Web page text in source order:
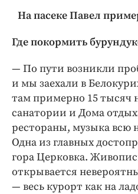
На пасеке Павел
Где покормить
— По пути возникли
и мы заехали в
там примерно 15 тысяч
санатории и Дома
рестораны, музыка всю
Одна из главных
гора Церковка.
открывается
— весь курорт как на